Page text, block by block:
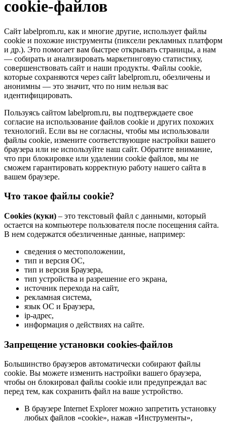
cookie-файлов
Сайт labelprom.ru, как и многие другие, использует файлы
cookie и похожие инструменты (пиксели рекламных платформ
и др.). Это помогает вам быстрее открывать страницы, а нам
— собирать и анализировать маркетинговую статистику,
совершенствовать сайт и наши продукты. Файлы сookie,
которые сохраняются через сайт labelprom.ru, обезличены и
анонимны — это значит, что по ним нельзя вас
идентифицировать.
Пользуясь сайтом labelprom.ru, вы подтверждаете свое
согласие на использование файлов cookie и других похожих
технологий. Если вы не согласны, чтобы мы использовали
файлы cookie, измените соответствующие настройки вашего
браузера или не используйте наш сайт. Обратите внимание,
что при блокировке или удалении cookie файлов, мы не
сможем гарантировать корректную работу нашего сайта в
вашем браузере.
Что такое файлы cookie?
Cookies (куки) – это текстовый файл с данными, который
остается на компьютере пользователя после посещения сайта.
В нем содержатся обезличенные данные, например:
сведения о местоположении,
тип и версия ОС,
тип и версия Браузера,
тип устройства и разрешение его экрана,
источник перехода на сайт,
рекламная система,
язык ОС и Браузера,
ip-адрес,
информация о действиях на сайте.
Запрещение установки cookies-файлов
Большинство браузеров автоматически собирают файлы
cookie. Вы можете изменить настройки вашего браузера,
чтобы он блокировал файлы cookie или предупреждал вас
перед тем, как сохранить файл на ваше устройство.
В браузере Internet Explorer можно запретить установку
любых файлов «cookie», нажав «Инструменты»,